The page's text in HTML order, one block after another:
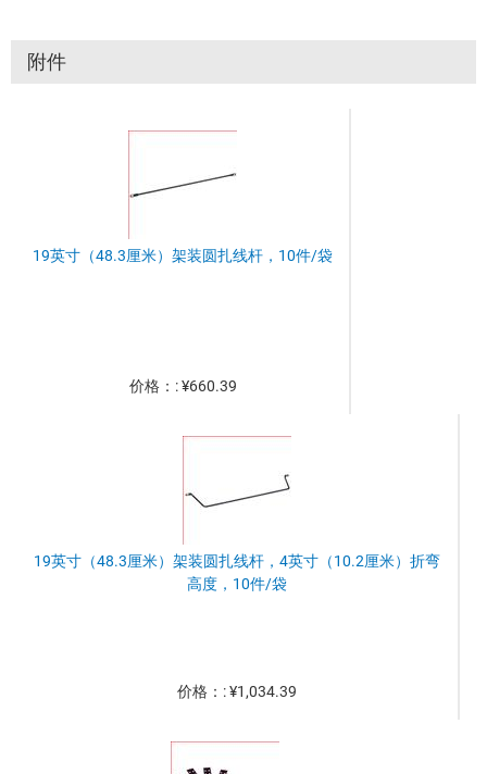
附件
19英寸（48.3厘米）架装圆扎线杆，10件/袋
价格：: ¥660.39
19英寸（48.3厘米）架装圆扎线杆，4英寸（10.2厘米）折弯
高度，10件/袋
价格：: ¥1,034.39